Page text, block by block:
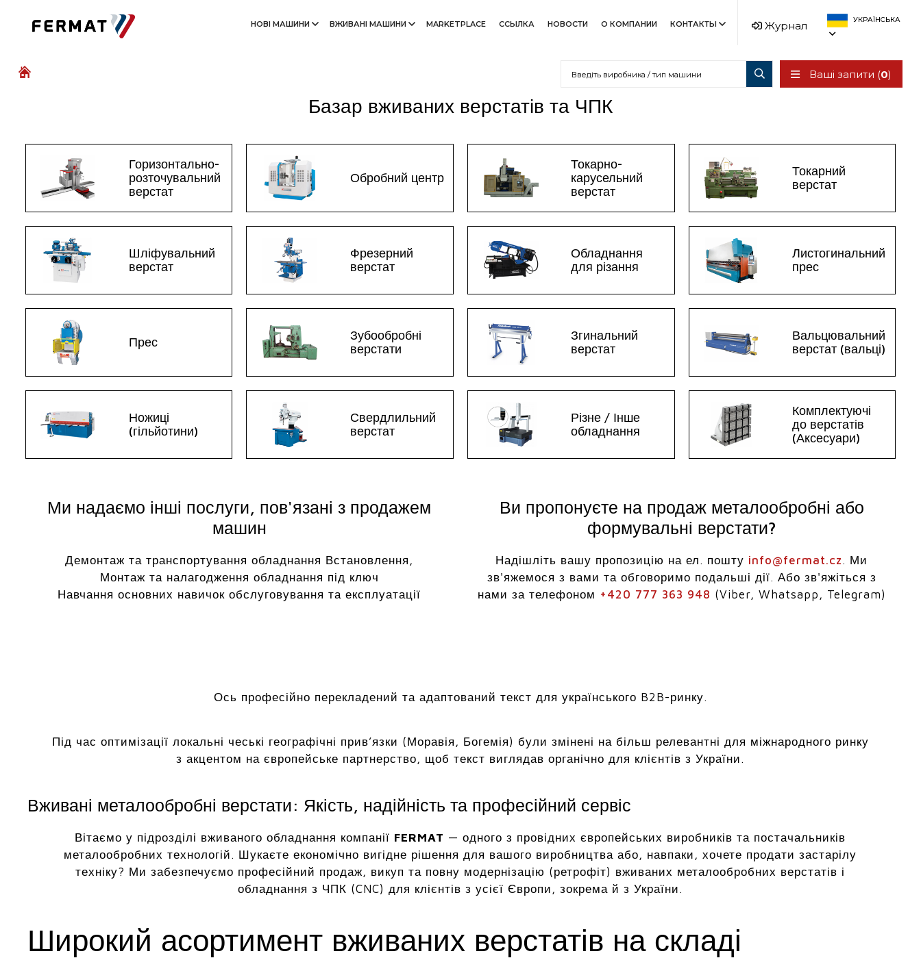
НОВІ МАШИНИ ВЖИВАНІ МАШИНИ MARKETPLACE ССЫЛКА НОВОСТИ О КОМПАНИИ КОНТАКТЫ Журнал УКРАЇНСЬКА
Ваші запити (0)
Базар вживаних верстатів та ЧПК
Горизонтально-
розточувальний
верстат
Обробний центр
Токарно-
карусельний
верстат
Токарний
верстат
Шліфувальний
верстат
Фрезерний
верстат
Обладнання
для різання
Листогинальний
прес
Прес
Зубообробні
верстати
Згинальний
верстат
Вальцювальний
верстат (вальці)
Ножиці
(гільйотини)
Свердлильний
верстат
Різне / Інше
обладнання
Комплектуючі
до верстатів
(Аксесуари)
Ми надаємо інші послуги, пов'язані з продажем
машин
Демонтаж та транспортування обладнання Встановлення,
Монтаж та налагодження обладнання під ключ
Навчання основних навичок обслуговування та експлуатації
Ви пропонуєте на продаж металообробні або
формувальні верстати?
Надішліть вашу пропозицію на ел. пошту info@fermat.cz. Ми
зв'яжемося з вами та обговоримо подальші дії. Або зв'яжіться з
нами за телефоном +420 777 363 948 (Viber, Whatsapp, Telegram)
Ось професійно перекладений та адаптований текст для українського B2B-ринку.
Під час оптимізації локальні чеські географічні прив’язки (Моравія, Богемія) були змінені на більш релевантні для міжнародного ринку
з акцентом на європейське партнерство, щоб текст виглядав органічно для клієнтів з України.
Вживані металообробні верстати: Якість, надійність та професійний сервіс
Вітаємо у підрозділі вживаного обладнання компанії FERMAT — одного з провідних європейських виробників та постачальників
металообробних технологій. Шукаєте економічно вигідне рішення для вашого виробництва або, навпаки, хочете продати застарілу
техніку? Ми забезпечуємо професійний продаж, викуп та повну модернізацію (ретрофіт) вживаних металообробних верстатів і
обладнання з ЧПК (CNC) для клієнтів з усієї Європи, зокрема й з України.
Широкий асортимент вживаних верстатів на складі